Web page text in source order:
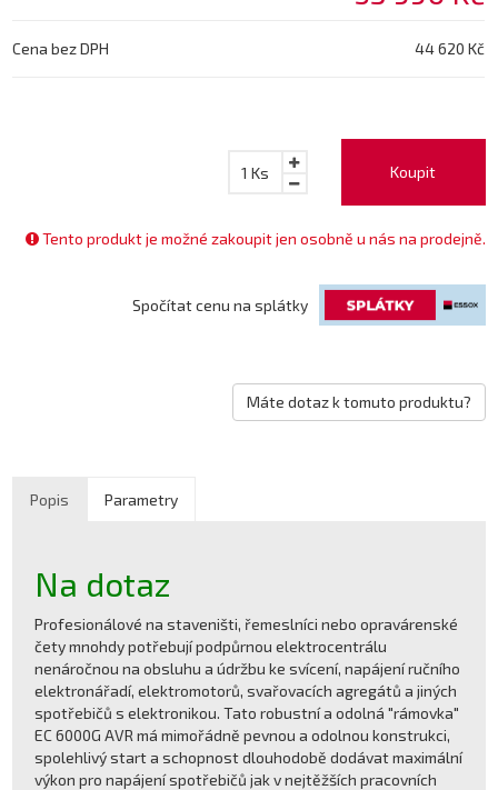
Cena bez DPH 44 620 Kč
Koupit
1 Ks
Tento produkt je možné zakoupit jen osobně u nás na prodejně.
Spočítat cenu na splátky
Máte dotaz k tomuto produktu?
Popis Parametry
Na dotaz
Profesionálové na staveništi, řemeslníci nebo opravárenské
čety mnohdy potřebují podpůrnou elektrocentrálu
nenáročnou na obsluhu a údržbu ke svícení, napájení ručního
elektronářadí, elektromotorů, svařovacích agregátů a jiných
spotřebičů s elektronikou. Tato robustní a odolná "rámovka"
EC 6000G AVR má mimořádně pevnou a odolnou konstrukci,
spolehlivý start a schopnost dlouhodobě dodávat maximální
výkon pro napájení spotřebičů jak v nejtěžších pracovních